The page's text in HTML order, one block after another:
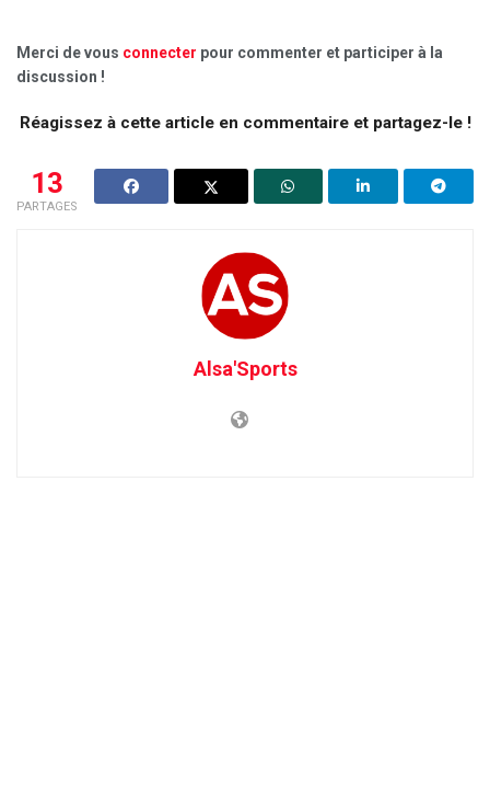
Merci de vous connecter pour commenter et participer à la
discussion !
Réagissez à cette article en commentaire et partagez-le !
13
PARTAGES
Alsa'Sports